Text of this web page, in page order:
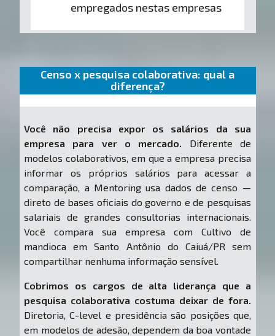
empregados nestas empresas
Censo x pesquisa colaborativa: qual a
diferença?
Você não precisa expor os salários da sua
empresa para ver o mercado. Diferente de
modelos colaborativos, em que a empresa precisa
informar os próprios salários para acessar a
comparação, a Mentoring usa dados de censo —
direto de bases oficiais do governo e de pesquisas
salariais de grandes consultorias internacionais.
Você compara sua empresa com Cultivo de
mandioca em Santo Antônio do Caiuá/PR sem
compartilhar nenhuma informação sensível.
Cobrimos os cargos de alta liderança que a
pesquisa colaborativa costuma deixar de fora.
Diretoria, C-level e presidência são posições que,
em modelos de adesão, dependem da boa vontade